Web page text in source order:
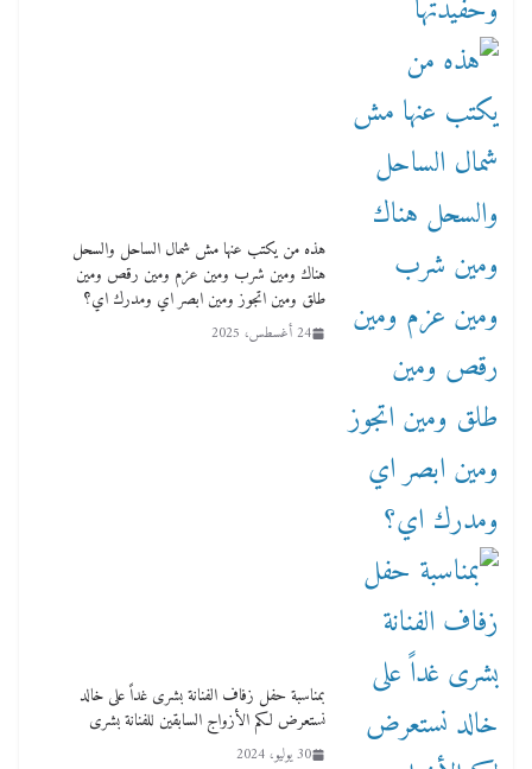
هذه من يكتب عنها مش شمال الساحل والسحل
هناك ومين شرب ومين عزم ومين رقص ومين
طلق ومين اتجوز ومين ابصر اي ومدرك اي؟
24 أغسطس، 2025
بمناسبة حفل زفاف الفنانة بشرى غداً على خالد
نستعرض لكم الأزواج السابقين للفنانة بشرى
30 يوليو، 2024